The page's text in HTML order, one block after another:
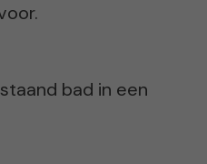
bad in een